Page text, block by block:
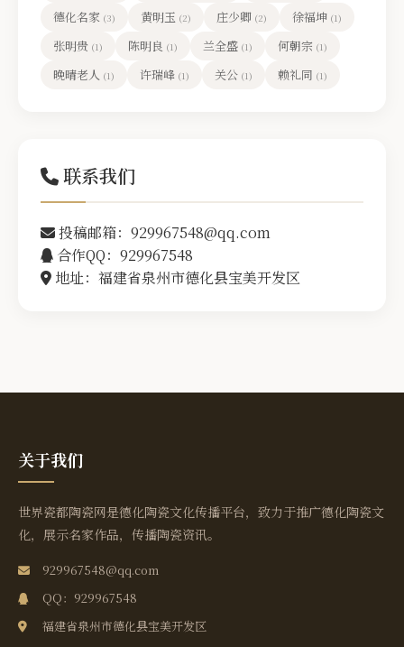
德化名家 (3) 黄明玉 (2) 庄少卿 (2) 徐福坤 (1)
张明贵 (1) 陈明良 (1) 兰全盛 (1) 何朝宗 (1)
晚晴老人 (1) 许瑞峰 (1) 关公 (1) 赖礼同 (1)
联系我们
投稿邮箱：929967548@qq.com
合作QQ：929967548
地址：福建省泉州市德化县宝美开发区
关于我们
世界瓷都陶瓷网是德化陶瓷文化传播平台，致力于推广德化陶瓷文
化，展示名家作品，传播陶瓷资讯。
929967548@qq.com
QQ：929967548
福建省泉州市德化县宝美开发区